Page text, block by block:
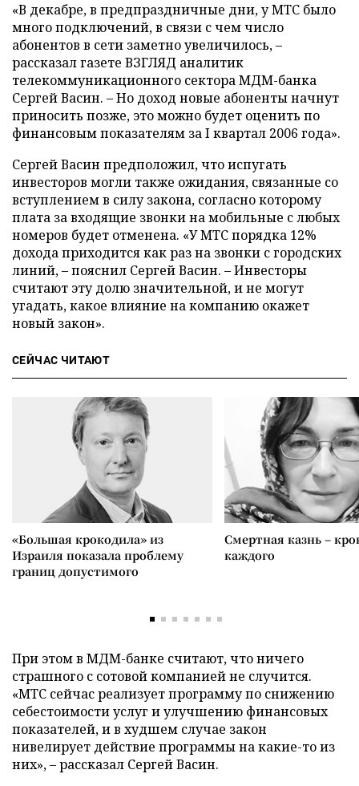
«В декабре, в предпраздничные дни, у МТС было
много подключений, в связи с чем число
абонентов в сети заметно увеличилось, –
рассказал газете ВЗГЛЯД аналитик
телекоммуникационного сектора МДМ-банка
Сергей Васин. – Но доход новые абоненты начнут
приносить позже, это можно будет оценить по
финансовым показателям за I квартал 2006 года».
Сергей Васин предположил, что испугать
инвесторов могли также ожидания, связанные со
вступлением в силу закона, согласно которому
плата за входящие звонки на мобильные с любых
номеров будет отменена. «У МТС порядка 12%
дохода приходится как раз на звонки с городских
линий, – пояснил Сергей Васин. – Инвесторы
считают эту долю значительной, и не могут
угадать, какое влияние на компанию окажет
новый закон».
СЕЙЧАС ЧИТАЮТ
«Большая крокодила» из
Израиля показала проблему
границ допустимого
Смертная казнь –
каждого
При этом в МДМ-банке считают, что ничего
страшного с сотовой компанией не случится.
«МТС сейчас реализует программу по снижению
себестоимости услуг и улучшению финансовых
показателей, и в худшем случае закон
нивелирует действие программы на какие-то из
них», – рассказал Сергей Васин.